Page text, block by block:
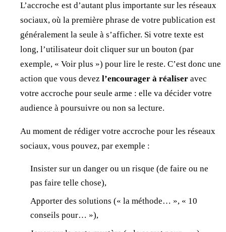
L’accroche est d’autant plus importante sur les réseaux
sociaux, où la première phrase de votre publication est
généralement la seule à s’afficher. Si votre texte est
long, l’utilisateur doit cliquer sur un bouton (par
exemple, « Voir plus ») pour lire le reste. C’est donc une
action que vous devez l’encourager à réaliser avec
votre accroche pour seule arme : elle va décider votre
audience à poursuivre ou non sa lecture.
Au moment de rédiger votre accroche pour les réseaux
sociaux, vous pouvez, par exemple :
Insister sur un danger ou un risque (de faire ou ne
pas faire telle chose),
Apporter des solutions (« la méthode… », « 10
conseils pour… »),